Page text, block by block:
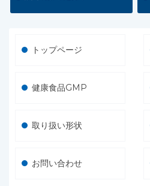
トップページ
健康食品GMP
取り扱い形状
お問い合わせ